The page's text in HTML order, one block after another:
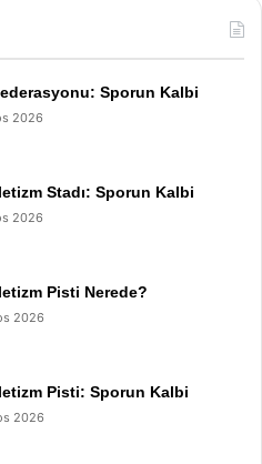
Sporun Kalbi
2026
Stadı: Sporun Kalbi
2026
Pisti Nerede?
2026
Pisti: Sporun Kalbi
2026